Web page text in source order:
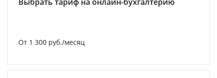
От 1 300 руб./месяц